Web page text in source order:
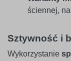
ściennej,
Sztywność i
Wykorzystanie